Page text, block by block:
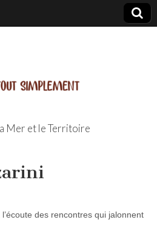
Vivre
Mer et le Territoire
des rencontres qui jalonnent